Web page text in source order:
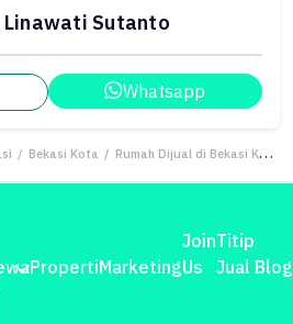
Linawati Sutanto
Whatsapp
/ Bekasi Kota / Rumah Dijual di Bekasi Kota, Bekasi, LB 78m², Harga Kompetitif!
PropertiMarketing
Join
Us
Titip
Jual Blog